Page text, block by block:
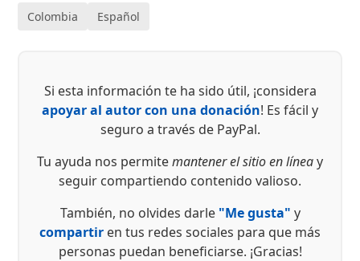
Colombia Español
Si esta información te ha sido útil, ¡considera
apoyar al autor con una donación! Es fácil y
seguro a través de PayPal.
Tu ayuda nos permitemantener el sitio en líneay
seguir compartiendo contenido valioso.
También, no olvides darle "Me gusta" y
compartir en tus redes sociales para que más
personas puedan beneficiarse. ¡Gracias!